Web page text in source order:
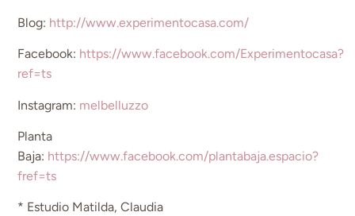
Blog: http://www.experimentocasa.com/
Facebook: https://www.facebook.com/Experimentocasa?
ref=ts
Instagram: melbelluzzo
Planta
Baja: https://www.facebook.com/plantabaja.espacio?
fref=ts
* Estudio Matilda, Claudia